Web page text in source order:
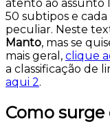
atento ao assunto
50 subtipos e
peculiar. Neste
Manto, mas se
mais geral, clique
a classificação de
aqui 2.
Como